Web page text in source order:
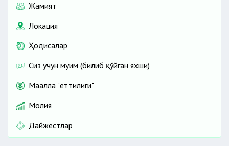
Жамият
Локация
Ҳодисалар
Сиз учун муҳим (билиб қўйган яхши)
Маҳалла "еттилиги"
Молия
Дайжестлар